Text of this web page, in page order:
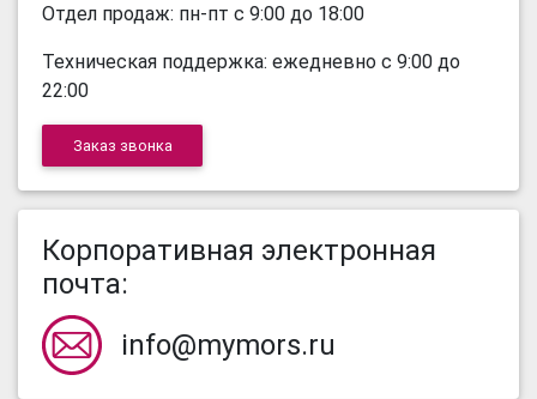
Отдел продаж: пн-пт с 9:00 до 18:00
Техническая поддержка: ежедневно с 9:00 до
22:00
Заказ звонка
Корпоративная электронная
почта:
info@mymors.ru